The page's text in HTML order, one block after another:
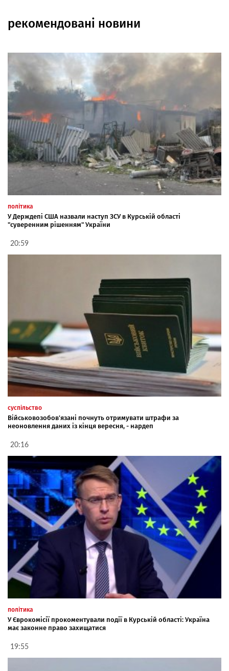
рекомендовані новини
політика
У Держдепі США назвали наступ ЗСУ в Курській області
"суверенним рішенням" України
20:59
суспільство
Військовозобов'язані почнуть отримувати штрафи за
неоновлення даних із кінця вересня, - нардеп
20:16
політика
У Єврокомісії прокоментували події в Курській області: Україна
має законне право захищатися
19:55